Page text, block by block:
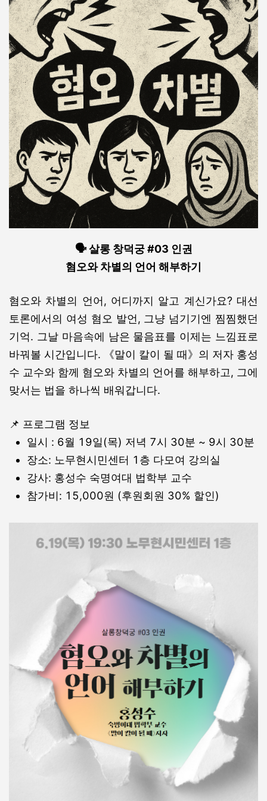
🗣️ 살롱 창덕궁 #03 인권
혐오와 차별의 언어 해부하기
혐오와 차별의 언어, 어디까지 알고 계신가요? 대선
토론에서의 여성 혐오 발언, 그냥 넘기기엔 찜찜했던
기억. 그날 마음속에 남은 물음표를 이제는 느낌표로
바꿔볼 시간입니다.
《말이 칼이 될 때》의 저자 홍성
수 교수와 함께 혐오와 차별의 언어를 해부하고, 그에
맞서는 법을 하나씩 배워갑니다.
📌 프로그램 정보
일시 : 6월 19일(목) 저녁 7시 30분 ~ 9시 30분
장소: 노무현시민센터 1층 다모여 강의실
강사: 홍성수 숙명여대 법학부 교수
참가비: 15,000원 (후원회원 30% 할인)